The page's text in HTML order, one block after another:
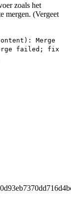
zoals het
mergen. (Vergeet
Merge
failed; fix